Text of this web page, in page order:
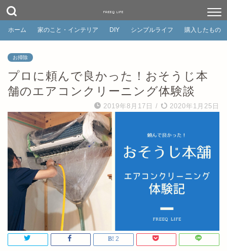
FREEQ LIFE
ホーム 家のこと・インテリア DIY シンプルライフ 購入したもの
お掃除
プロに頼んで良かった！おそうじ本
舗のエアコンクリーニング体験談
2019年8月17日 / 2020年1月25日
2